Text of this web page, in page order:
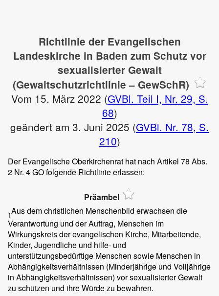
Richtlinie der Evangelischen
Landeskirche in Baden zum Schutz vor
sexualisierter Gewalt
(Gewaltschutzrichtlinie – GewSchR)
Vom 15. März 2022 (GVBl. Teil I, Nr. 29, S.
68)
geändert am 3. Juni 2025 (GVBl. Nr. 78, S.
210)
Der Evangelische Oberkirchenrat hat nach Artikel 78 Abs.
2 Nr. 4 GO folgende Richtlinie erlassen:
Präambel
1Aus dem christlichen Menschenbild erwachsen die
Verantwortung und der Auftrag, Menschen im
Wirkungskreis der evangelischen Kirche, Mitarbeitende,
Kinder, Jugendliche und hilfe- und
unterstützungsbedürftige Menschen sowie Menschen in
Abhängigkeitsverhältnissen (Minderjährige und Volljährige
in Abhängigkeitsverhältnissen) vor sexualisierter Gewalt
zu schützen und ihre Würde zu bewahren.